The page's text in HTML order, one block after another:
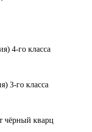
4-го класса
3-го класса
чёрный кварц